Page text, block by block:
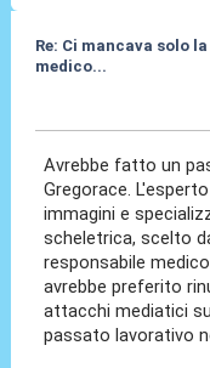
Re: Ci mancava solo
medico...
Avrebbe fatto un
Gregorace.
immagini e
scheletrica, scelto
responsabile
avrebbe preferito
attacchi mediatici
passato lavorativo